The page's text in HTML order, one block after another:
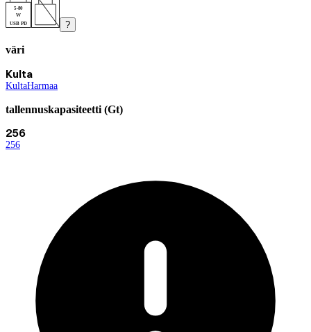
5-80
W
USB PD
?
väri
Tämänhetkinen valinta Kulta
Kulta
Kulta(väri)
Harmaa
tallennuskapasiteetti (Gt)
Tämänhetkinen valinta 256
256
256